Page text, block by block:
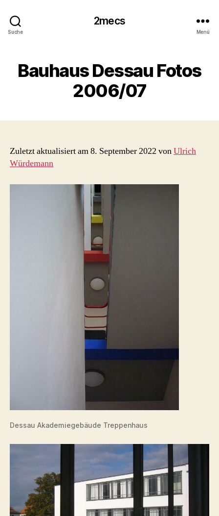
Suche
2mecs
Menü
Bauhaus Dessau Fotos
2006/07
Zuletzt aktualisiert am 8. September 2022 vonUlrich
Würdemann
Dessau Akademiegebäude Treppenhaus